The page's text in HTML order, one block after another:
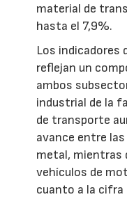
material de
hasta el 7,9%.
Los indicadores
reflejan un
ambos
industrial de la
de transporte
avance entre
metal, mientras
vehículos de
cuanto a la cifra